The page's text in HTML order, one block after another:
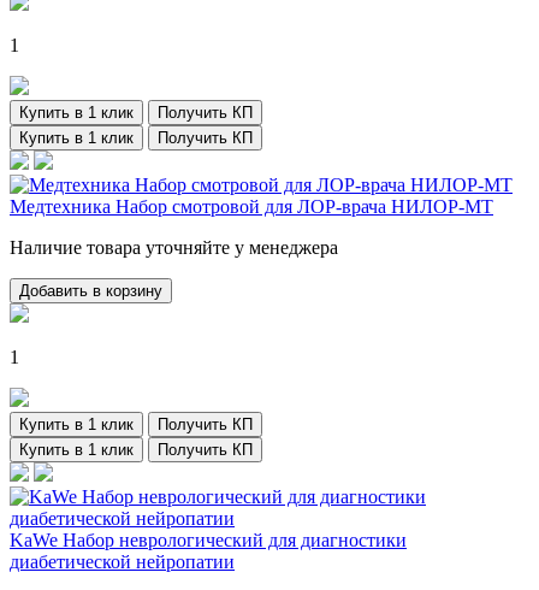
1
Купить в 1 клик
Получить КП
Купить в 1 клик
Получить КП
Медтехника Набор смотровой для ЛОР-врача НИЛОР-МТ
Наличие товара уточняйте у менеджера
Добавить в корзину
1
Купить в 1 клик
Получить КП
Купить в 1 клик
Получить КП
KaWe Набор неврологический для диагностики
диабетической нейропатии